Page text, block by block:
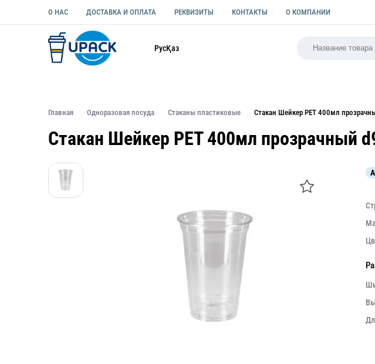
О НАС ДОСТАВКА И ОПЛАТА РЕКВИЗИТЫ КОНТАКТЫ О КОМПАНИИ
РусҚаз
Главная Одноразовая посуда Стаканы пластиковые Стакан Шейкер PET 400мл
Стакан Шейкер PET 400мл прозрачный